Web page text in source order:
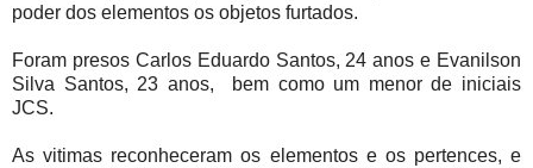
poder dos elementos os objetos furtados.
Foram presos Carlos Eduardo Santos, 24 anos e Evanilson
Silva Santos, 23 anos, bem como um menor de iniciais
JCS.
As vitimas reconheceram os elementos e os pertences, e